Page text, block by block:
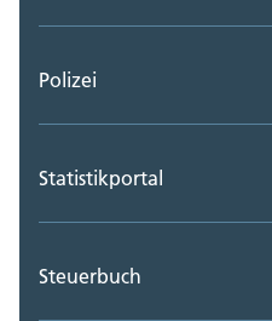
Polizei
Statistikportal
Steuerbuch